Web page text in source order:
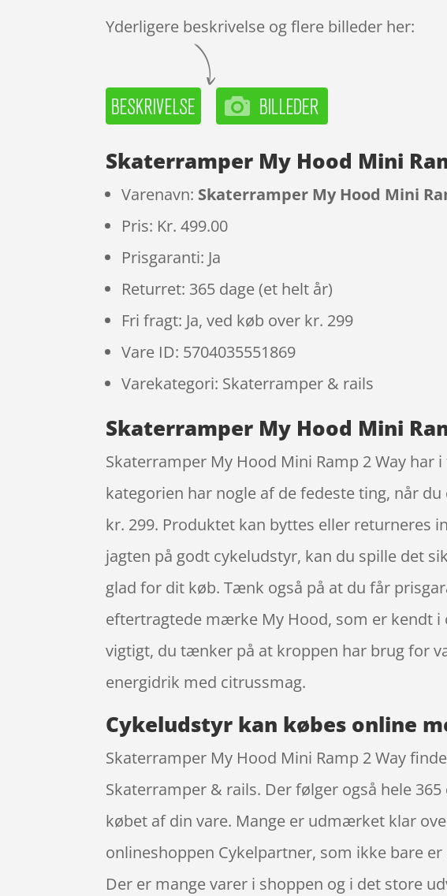
Yderligere beskrivelse og flere billeder her:
Skaterramper My Hood Mini
Varenavn: Skaterramper My Hood Mini
Pris: Kr. 499.00
Prisgaranti: Ja
Returret: 365 dage (et helt år)
Fri fragt: Ja, ved køb over kr. 299
Vare ID: 5704035551869
Varekategori: Skaterramper & rails
Skaterramper My Hood Mini
Skaterramper My Hood Mini Ramp 2 Way
kategorien har nogle af de fedeste ting, når
kr. 299. Produktet kan byttes eller returneres
jagten på godt cykeludstyr, kan du spille det
glad for dit køb. Tænk også på at du får
eftertragtede mærke My Hood, som er kendt i
vigtigt, du tænker på at kroppen har brug for
energidrik med citrussmag.
Cykeludstyr kan købes online
Skaterramper My Hood Mini Ramp 2 Way
Skaterramper & rails. Der følger også hele
købet af din vare. Mange er udmærket klar
onlineshoppen Cykelpartner, som ikke bare
Der er mange varer i shoppen og i det store